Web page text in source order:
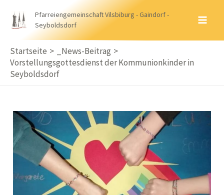
Inhalt
Pfarreiengemeinschaft Vilsbiburg - Gaindorf -
Seyboldsdorf
Startseite
_News-Beitrag
Vorstellungsgottesdienst der Kommunionkinder in
Seyboldsdorf